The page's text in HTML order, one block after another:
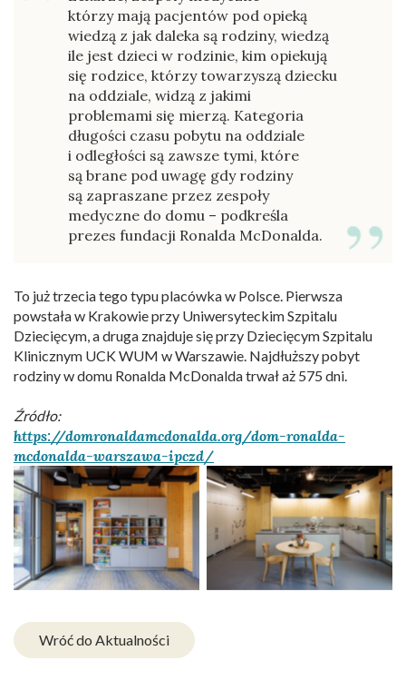
którzy mają pacjentów pod opieką
wiedzą z jak daleka są rodziny, wiedzą
ile jest dzieci w rodzinie, kim opiekują
się rodzice, którzy towarzyszą dziecku
na oddziale, widzą z jakimi
problemami się mierzą. Kategoria
długości czasu pobytu na oddziale
i odległości są zawsze tymi, które
są brane pod uwagę gdy rodziny
są zapraszane przez zespoły
medyczne do domu – podkreśla
prezes fundacji Ronalda McDonalda.
To już trzecia tego typu placówka w Polsce. Pierwsza
powstała w Krakowie przy Uniwersyteckim Szpitalu
Dziecięcym, a druga znajduje się przy Dziecięcym Szpitalu
Klinicznym UCK WUM w Warszawie. Najdłuższy pobyt
rodziny w domu Ronalda McDonalda trwał aż 575 dni.
Źródło:
https://domronaldamcdonalda.org/dom-ronalda-
mcdonalda-warszawa-ipczd/
Brak podpisu Brak podpisu
Wróć do Aktualności